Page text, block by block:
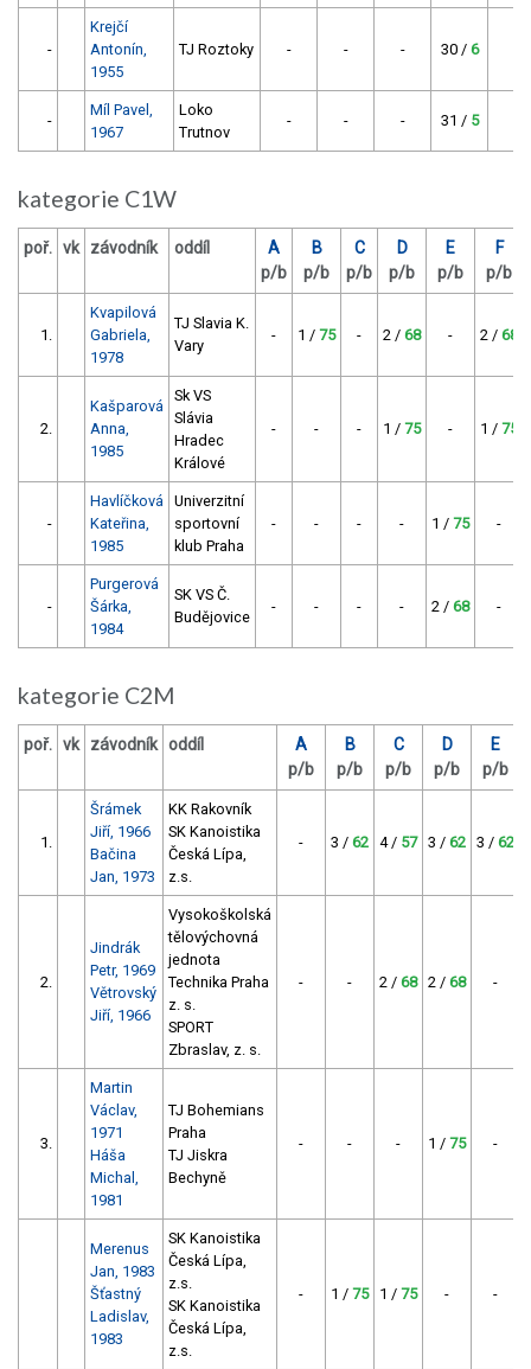
-
Krejčí
Antonín,
1955
TJ Roztoky - - - 30 / 6
-
Míl Pavel,
1967
Loko
Trutnov
- - - 31 / 5
kategorie C1W
poř. vk závodník oddíl
A
p/b
B
p/b
C
p/b
D
p/b
E
p/b
F
p/b
1.
Kvapilová
Gabriela,
1978
TJ Slavia K.
Vary
- 1 / 75 - 2 / 68 - 2 / 68
2.
Kašparová
Anna,
1985
Sk VS
Slávia
Hradec
Králové
- - - 1 / 75 - 1 / 75
-
Havlíčková
Kateřina,
1985
Univerzitní
sportovní
klub Praha
- - - - 1 / 75 -
-
Purgerová
Šárka,
1984
SK VS Č.
Budějovice
- - - - 2 / 68 -
kategorie C2M
poř. vk závodník oddíl
A
p/b
B
p/b
C
p/b
D
p/b
E
p/b
1.
Šrámek
Jiří, 1966
Bačina
Jan, 1973
KK Rakovník
SK Kanoistika
Česká Lípa,
z.s.
- 3 / 62 4 / 57 3 / 62 3 / 62
2.
Jindrák
Petr, 1969
Větrovský
Jiří, 1966
Vysokoškolská
tělovýchovná
jednota
Technika Praha
z. s.
SPORT
Zbraslav, z. s.
- - 2 / 68 2 / 68 -
3.
Martin
Václav,
1971
Háša
Michal,
1981
TJ Bohemians
Praha
TJ Jiskra
Bechyně
- - - 1 / 75 -
Merenus
Jan, 1983
Šťastný
Ladislav,
1983
SK Kanoistika
Česká Lípa,
z.s.
SK Kanoistika
Česká Lípa,
z.s.
- 1 / 75 1 / 75 - -